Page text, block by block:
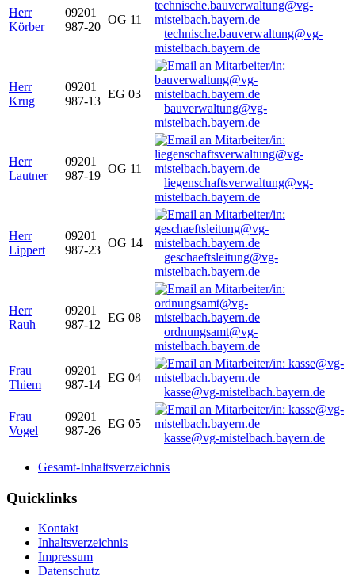
Herr
Körber
09201
987-20
OG 11
technische.bauverwaltung@vg-
mistelbach.bayern.de
Herr
Krug
09201
987-13
EG 03
bauverwaltung@vg-
mistelbach.bayern.de
Herr
Lautner
09201
987-19
OG 11
liegenschaftsverwaltung@vg-
mistelbach.bayern.de
Herr
Lippert
09201
987-23
OG 14
geschaeftsleitung@vg-
mistelbach.bayern.de
Herr
Rauh
09201
987-12
EG 08
ordnungsamt@vg-
mistelbach.bayern.de
Frau
Thiem
09201
987-14
EG 04
kasse@vg-mistelbach.bayern.de
Frau
Vogel
09201
987-26
EG 05
kasse@vg-mistelbach.bayern.de
Gesamt-Inhaltsverzeichnis
Quicklinks
Kontakt
Inhaltsverzeichnis
Impressum
Datenschutz